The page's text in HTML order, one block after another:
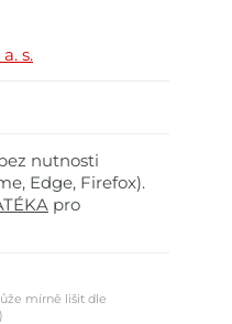
s.
nutnosti
Edge, Firefox).
pro
mírně lišit dle